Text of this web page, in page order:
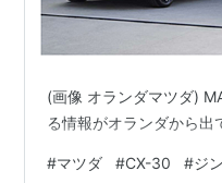
(画像 オランダマツダ)
る情報がオランダから出
#マツダ #CX-30 #ジ